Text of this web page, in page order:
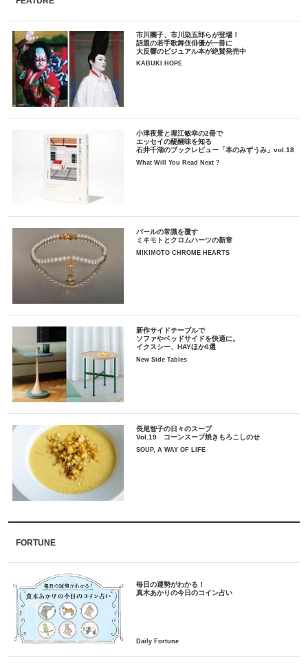
市川團子、市川染五郎らが登場！
話題の若手歌舞伎俳優が一冊に
大反響のビジュアル本が絶賛発売中
KABUKI HOPE
小津夜景と堀江敏幸の2冊で
エッセイの醍醐味を知る
石井千湖のブックレビュー「本のみずうみ」vol.18
What Will You Read Next ?
パールの常識を覆す
ミキモトとクロムハーツの新章
MIKIMOTO CHROME HEARTS
新作サイドテーブルで
ソファやベッドサイドを快適に。
イクスシー、HAYほか6選
New Side Tables
長尾智子の日々のスープ
Vol.19 コーンスープ焼きもろこしのせ
SOUP, A WAY OF LIFE
FORTUNE
毎日の運勢がわかる！